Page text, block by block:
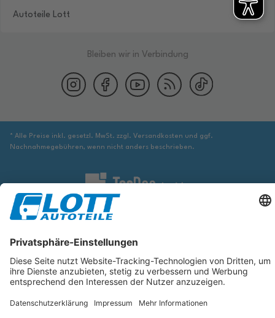
Autoteile Lott
Bleiben wir in Verbindung
* Alle Preise inkl. gesetzl. MwSt. zzgl. Versandkosten und ggf.
Nachnahmegebühren, wenn nicht anders beschrieben.
Wir sind verpflichtet Sie darauf hinzuweisen, dass Sie ggf. ergänzende
Informationen von geeigneter Stelle beziehen müssen, um sicher zu stellen,
entspricht und für das betreffende Automobil passt.
Die hier angezeigten Daten, insbesondere die gesamte Datenbank, dürfen
nicht kopiert werden. Es ist zu unterlassen, die Daten oder die gesamte
Datenbank ohne vorherige Zustimmung von TecDoc zu vervielfältigen, zu
verbreiten und/oder diese Handlungen durch Dritte ausführen zu lassen.
Ein Zuwiderhandeln stellt eine Urheberrechtsverletzung dar und wird